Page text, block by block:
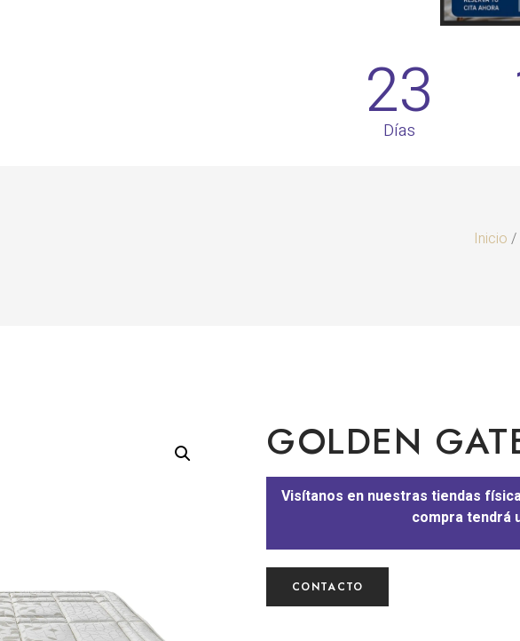
23
Días
Inicio /
GOLDEN
Visítanos en nuestras tiendas
compra tendrá
CONTACTO